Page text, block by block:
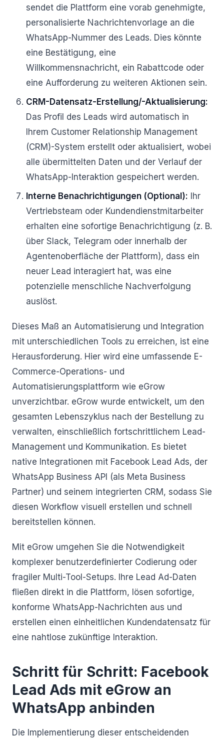
sendet die Plattform eine vorab genehmigte,
personalisierte Nachrichtenvorlage an die
WhatsApp-Nummer des Leads. Dies könnte
eine Bestätigung, eine
Willkommensnachricht, ein Rabattcode oder
eine Aufforderung zu weiteren Aktionen sein.
CRM-Datensatz-Erstellung/-Aktualisierung:
Das Profil des Leads wird automatisch in
Ihrem Customer Relationship Management
(CRM)-System erstellt oder aktualisiert, wobei
alle übermittelten Daten und der Verlauf der
WhatsApp-Interaktion gespeichert werden.
Interne Benachrichtigungen (Optional): Ihr
Vertriebsteam oder Kundendienstmitarbeiter
erhalten eine sofortige Benachrichtigung (z. B.
über Slack, Telegram oder innerhalb der
Agentenoberfläche der Plattform), dass ein
neuer Lead interagiert hat, was eine
potenzielle menschliche Nachverfolgung
auslöst.
Dieses Maß an Automatisierung und Integration
mit unterschiedlichen Tools zu erreichen, ist eine
Herausforderung. Hier wird eine umfassende E-
Commerce-Operations- und
Automatisierungsplattform wie eGrow
unverzichtbar. eGrow wurde entwickelt, um den
gesamten Lebenszyklus nach der Bestellung zu
verwalten, einschließlich fortschrittlichem Lead-
Management und Kommunikation. Es bietet
native Integrationen mit Facebook Lead Ads, der
WhatsApp Business API (als Meta Business
Partner) und seinem integrierten CRM, sodass Sie
diesen Workflow visuell erstellen und schnell
bereitstellen können.
Mit eGrow umgehen Sie die Notwendigkeit
komplexer benutzerdefinierter Codierung oder
fragiler Multi-Tool-Setups. Ihre Lead Ad-Daten
fließen direkt in die Plattform, lösen sofortige,
konforme WhatsApp-Nachrichten aus und
erstellen einen einheitlichen Kundendatensatz für
eine nahtlose zukünftige Interaktion.
Schritt für Schritt: Facebook
Lead Ads mit eGrow an
WhatsApp anbinden
Die Implementierung dieser entscheidenden